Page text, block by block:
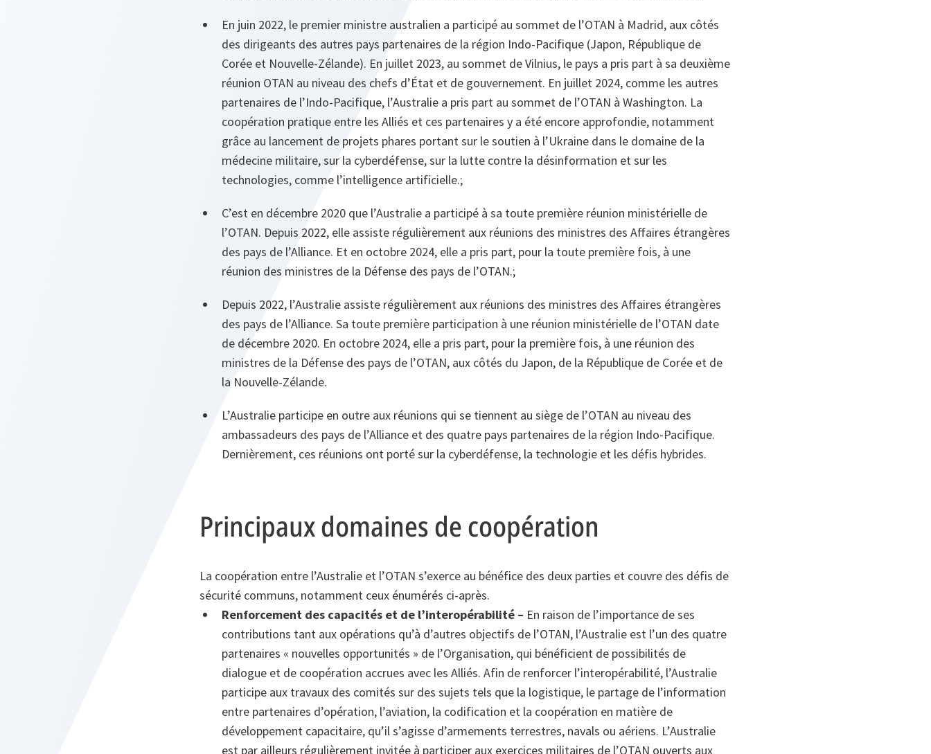
En juin 2022, le premier ministre australien a participé au sommet de l’OTAN à Madrid, aux côtés
des dirigeants des autres pays partenaires de la région Indo-Pacifique (Japon, République de
Corée et Nouvelle-Zélande). En juillet 2023, au sommet de Vilnius, le pays a pris part à sa deuxième
réunion OTAN au niveau des chefs d’État et de gouvernement. En juillet 2024, comme les autres
partenaires de l’Indo-Pacifique, l’Australie a pris part au sommet de l’OTAN à Washington. La
coopération pratique entre les Alliés et ces partenaires y a été encore approfondie, notamment
grâce au lancement de projets phares portant sur le soutien à l’Ukraine dans le domaine de la
médecine militaire, sur la cyberdéfense, sur la lutte contre la désinformation et sur les
technologies, comme l’intelligence artificielle.;
C’est en décembre 2020 que l’Australie a participé à sa toute première réunion ministérielle de
l’OTAN. Depuis 2022, elle assiste régulièrement aux réunions des ministres des Affaires étrangères
des pays de l’Alliance. Et en octobre 2024, elle a pris part, pour la toute première fois, à une
réunion des ministres de la Défense des pays de l’OTAN.;
Depuis 2022, l’Australie assiste régulièrement aux réunions des ministres des Affaires étrangères
des pays de l’Alliance. Sa toute première participation à une réunion ministérielle de l’OTAN date
de décembre 2020. En octobre 2024, elle a pris part, pour la première fois, à une réunion des
ministres de la Défense des pays de l’OTAN, aux côtés du Japon, de la République de Corée et de
la Nouvelle-Zélande.
L’Australie participe en outre aux réunions qui se tiennent au siège de l’OTAN au niveau des
ambassadeurs des pays de l’Alliance et des quatre pays partenaires de la région Indo-Pacifique.
Dernièrement, ces réunions ont porté sur la cyberdéfense, la technologie et les défis hybrides.
Principaux domaines de coopération
La coopération entre l’Australie et l’OTAN s’exerce au bénéfice des deux parties et couvre des défis de
sécurité communs, notamment ceux énumérés ci-après.
Renforcement des capacités et de l’interopérabilité – En raison de l’importance de ses
contributions tant aux opérations qu’à d’autres objectifs de l’OTAN, l’Australie est l’un des quatre
partenaires « nouvelles opportunités » de l’Organisation, qui bénéficient de possibilités de
dialogue et de coopération accrues avec les Alliés. Afin de renforcer l’interopérabilité, l’Australie
participe aux travaux des comités sur des sujets tels que la logistique, le partage de l’information
entre partenaires d’opération, l’aviation, la codification et la coopération en matière de
développement capacitaire, qu’il s’agisse d’armements terrestres, navals ou aériens. L’Australie
est par ailleurs régulièrement invitée à participer aux exercices militaires de l’OTAN ouverts aux